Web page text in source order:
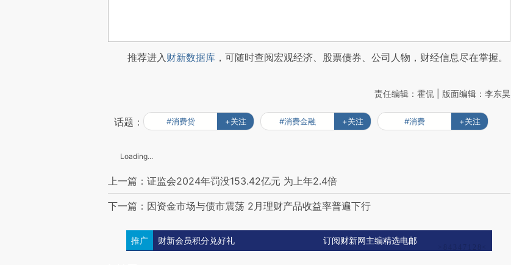
推荐进入财新数据库 ，可随时查阅宏观经济、股票债券、公司人物，财经信息尽在掌握。
责任编辑：霍侃 | 版面编辑：李东昊
话题： #消费贷 +关注 #消费金融 +关注 #消费 +关注
Loading...
上一篇：证监会2024年罚没153.42亿元 为上年2.4倍
下一篇：因资金市场与债市震荡 2月理财产品收益率普遍下行
推广 财新会员积分兑好礼 订阅财新网主编精选电邮